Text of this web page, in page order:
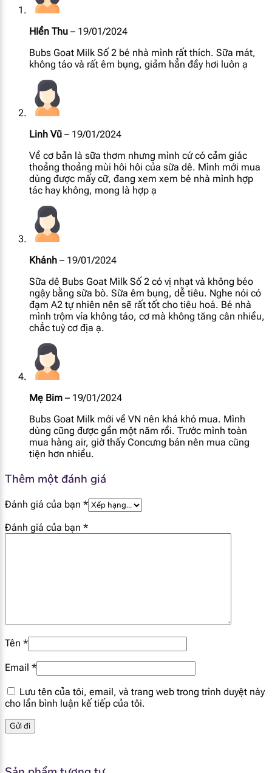
id="1928"]
id="1967"]
26 mg
[popup_anything
id="1968"]
[popup_anything
id="1969"]
[popup_anything
id="1935"]
61 mg
[popup_anything
id="1938"]
[popup_anything
id="1939"]
[popup_anything
id="1946"]
10 mcg
id="1943"]
[popup_anything
id="1942"]
[popup_anything
id="1944"]
46 mcg
id="1941"]
[popup_anything
id="1940"]
[popup_anything
id="1965"]
id="1980"]
1.5 mg
[popup_anything
id="1977"]
HIền Thu – 19/01/2024
Bubs Goat Milk Số 2 bé nhà mình rất thích. Sữa mát,
không táo và rất êm bụng, giảm hẳn đầy hơi luôn ạ
Linh Vũ – 19/01/2024
Về cơ bản là sữa thơm nhưng mình cứ có cảm giác
thoảng thoảng mùi hôi hôi của sữa dê. Mình mới mua
dùng được mấy cữ, đang xem xem bé nhà mình hợp
tác hay không, mong là hợp ạ
Khánh – 19/01/2024
Sữa dê Bubs Goat Milk Số 2 có vị nhạt và không béo
ngậy bằng sữa bò. Sữa êm bụng, dễ tiêu. Nghe nói có
đạm A2 tự nhiên nên sẽ rất tốt cho tiêu hoá. Bé nhà
mình trộm vía không táo, cơ mà không tăng cân nhiều,
chắc tuỳ cơ địa ạ.
Mẹ Bim – 19/01/2024
Bubs Goat Milk mới về VN nên khá khó mua. Mình
dùng cũng được gần một năm rồi. Trước mình toàn
mua hàng air, giờ thấy Concưng bán nên mua cũng
tiện hơn nhiều.
Thêm một đánh giá
Đánh giá của bạn *
Đánh giá của bạn *
Tên *
Email *
Lưu tên của tôi, email, và trang web trong trình duyệt này
cho lần bình luận kế tiếp của tôi.